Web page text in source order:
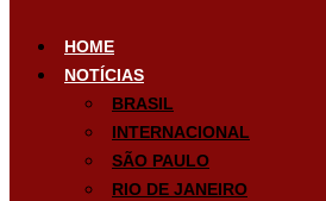
HOME
NOTÍCIAS
BRASIL
INTERNACIONAL
SÃO PAULO
RIO DE JANEIRO